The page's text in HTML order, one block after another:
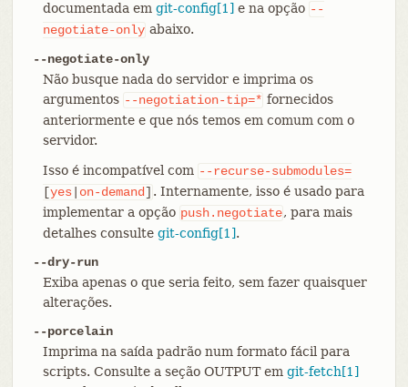
documentada em git-config[1] e na opção --
negotiate-only abaixo.
--negotiate-only
Não busque nada do servidor e imprima os
argumentos --negotiation-tip=* fornecidos
anteriormente e que nós temos em comum com o
servidor.
Isso é incompatível com --recurse-submodules=
[yes| on-demand] . Internamente, isso é usado para
implementar a opção push.negotiate, para mais
detalhes consulte git-config[1].
--dry-run
Exiba apenas o que seria feito, sem fazer quaisquer
alterações.
--porcelain
Imprima na saída padrão num formato fácil para
scripts. Consulte a seção OUTPUT em git-fetch[1]